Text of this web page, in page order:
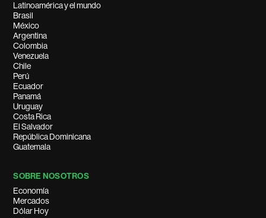
Latinoamérica y el mundo
Brasil
México
Argentina
Colombia
Venezuela
Chile
Perú
Ecuador
Panamá
Uruguay
Costa Rica
El Salvador
República Dominicana
Guatemala
SOBRE NOSOTROS
Economía
Mercados
Dólar Hoy